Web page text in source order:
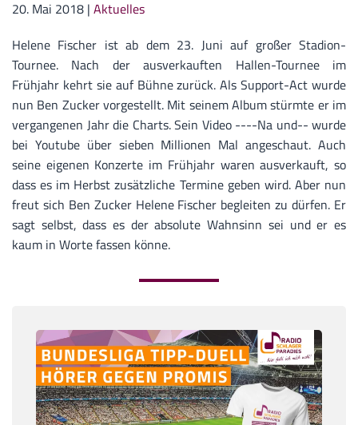
20. Mai 2018 | Aktuelles
Helene Fischer ist ab dem 23. Juni auf großer Stadion-
Tournee. Nach der ausverkauften Hallen-Tournee im
Frühjahr kehrt sie auf Bühne zurück. Als Support-Act wurde
nun Ben Zucker vorgestellt. Mit seinem Album stürmte er im
vergangenen Jahr die Charts. Sein Video ----Na und-- wurde
bei Youtube über sieben Millionen Mal angeschaut. Auch
seine eigenen Konzerte im Frühjahr waren ausverkauft, so
dass es im Herbst zusätzliche Termine geben wird. Aber nun
freut sich Ben Zucker Helene Fischer begleiten zu dürfen. Er
sagt selbst, dass es der absolute Wahnsinn sei und er es
kaum in Worte fassen könne.